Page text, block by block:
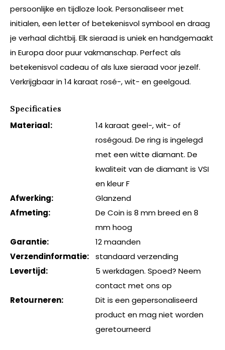
persoonlijke en tijdloze look. Personaliseer met
initialen, een letter of betekenisvol symbool en draag
je verhaal dichtbij. Elk sieraad is uniek en handgemaakt
in Europa door puur vakmanschap. Perfect als
betekenisvol cadeau of als luxe sieraad voor jezelf.
Verkrijgbaar in 14 karaat rosé-, wit- en geelgoud.
Specificaties
Materiaal:
14 karaat geel-, wit- of
roségoud. De ring is ingelegd
met een witte diamant. De
kwaliteit van de diamant is VSI
en kleur F
Afwerking:
Glanzend
Afmeting:
De Coin is 8 mm breed en 8
mm hoog
Garantie:
12 maanden
Verzendinformatie:
standaard verzending
Levertijd:
5 werkdagen. Spoed? Neem
contact met ons op
Retourneren:
Dit is een gepersonaliseerd
product en mag niet worden
geretourneerd